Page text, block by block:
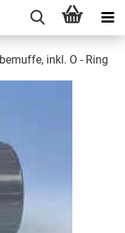
inkl. O - Ring